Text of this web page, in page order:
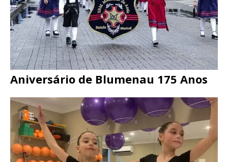
Aniversário de Blumenau 175 Anos